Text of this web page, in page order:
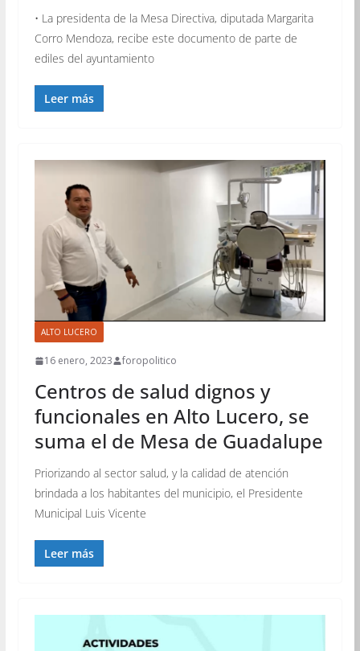
• La presidenta de la Mesa Directiva, diputada Margarita
Corro Mendoza, recibe este documento de parte de
ediles del ayuntamiento
Leer más
ALTO LUCERO
16 enero, 2023 foropolitico
Centros de salud dignos y
funcionales en Alto Lucero, se
suma el de Mesa de Guadalupe
Priorizando al sector salud, y la calidad de atención
brindada a los habitantes del municipio, el Presidente
Municipal Luis Vicente
Leer más